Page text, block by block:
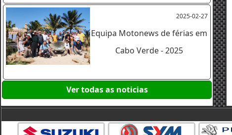
2025-02-27
Equipa Motonews de férias em
Cabo Verde - 2025
Ver todas as noticias